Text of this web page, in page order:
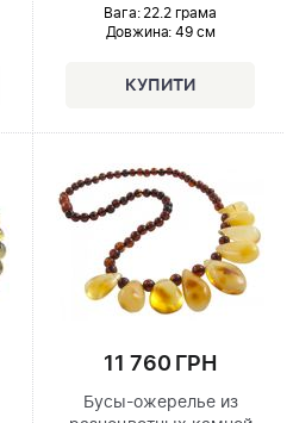
Вага: 22.2 грама
Довжина: 49 см
11 760 ГРН
Бусы-ожерелье из